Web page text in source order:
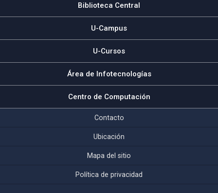
Biblioteca Central
U-Campus
U-Cursos
Área de Infotecnologías
Centro de Computación
Contacto
Ubicación
Mapa del sitio
Política de privacidad